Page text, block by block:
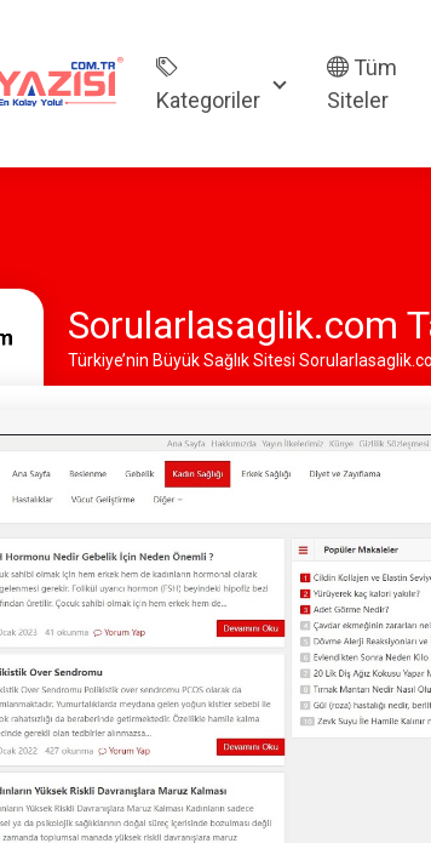
Kategoriler
Tüm
Siteler
Sorularlasaglik.com
Türkiye’nin Büyük Sağlık Sitesi